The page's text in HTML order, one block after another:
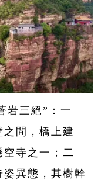
岩三絕”：一
間，橋上建
寺之一；二
異態，其樹幹